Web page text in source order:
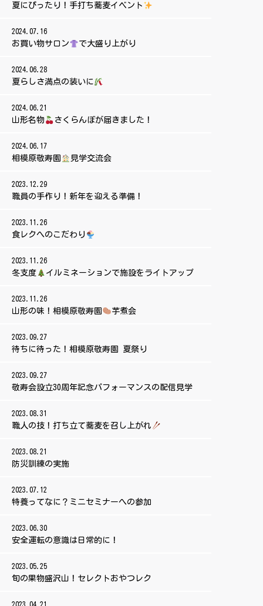
夏にぴったり！手打ち蕎麦イベント
2024.07.16
お買い物サロン で大盛り上がり
2024.06.28
夏らしさ満点の装いに
2024.06.21
山形名物 さくらんぼが届きました！
2024.06.17
相模原敬寿園 見学交流会
2023.12.29
職員の手作り！新年を迎える準備！
2023.11.26
食レクへのこだわり
2023.11.26
冬支度 イルミネーションで施設をライトアップ
2023.11.26
山形の味！相模原敬寿園 芋煮会
2023.09.27
待ちに待った！相模原敬寿園 夏祭り
2023.09.27
敬寿会設立30周年記念パフォーマンスの配信見学
2023.08.31
職人の技！打ち立て蕎麦を召し上がれ
2023.08.21
防災訓練の実施
2023.07.12
特養ってなに？ミニセミナーへの参加
2023.06.30
安全運転の意識は日常的に！
2023.05.25
旬の果物盛沢山！セレクトおやつレク
2023.04.21